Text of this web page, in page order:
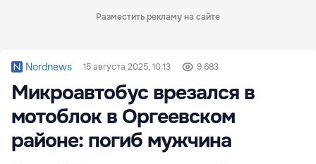
Разместить рекламу на сайте
Nordnews 15 августа 2025, 10:13 9 683
Микроавтобус врезался в
мотоблок в Оргеевском
районе: погиб мужчина